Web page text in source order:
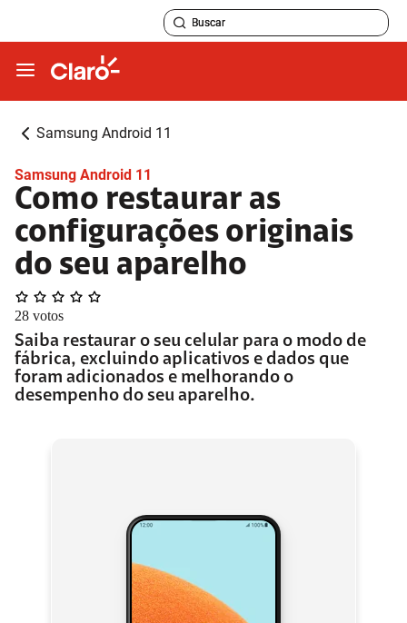
Samsung Android 11
Samsung Android 11
Como restaurar as
configurações originais
do seu aparelho
28 votos
Saiba restaurar o seu celular para o modo de
fábrica, excluindo aplicativos e dados que
foram adicionados e melhorando o
desempenho do seu aparelho.